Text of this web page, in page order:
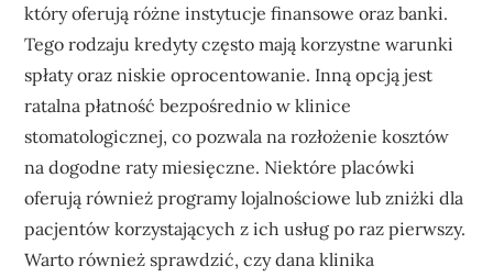
który oferują różne instytucje finansowe oraz banki.
Tego rodzaju kredyty często mają korzystne warunki
spłaty oraz niskie oprocentowanie. Inną opcją jest
ratalna płatność bezpośrednio w klinice
stomatologicznej, co pozwala na rozłożenie kosztów
na dogodne raty miesięczne. Niektóre placówki
oferują również programy lojalnościowe lub zniżki dla
pacjentów korzystających z ich usług po raz pierwszy.
Warto również sprawdzić, czy dana klinika